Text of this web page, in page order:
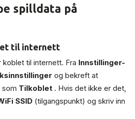
spilldata på
til internett
til internett. Fra Innstillinger-
og bekreft at
Tilkoblet . Hvis det ikke er det,
SSID (tilgangspunkt) og skriv inn